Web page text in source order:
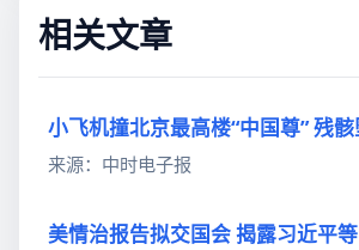
相关文章
小飞机撞北京最高楼“中国尊” 残
来源：中时电子报
美情治报告拟交国会 揭露习近平